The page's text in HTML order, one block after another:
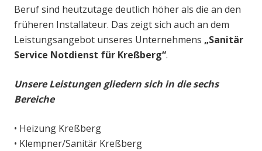
Beruf sind heutzutage deutlich höher als die an den
früheren Installateur. Das zeigt sich auch an dem
Leistungsangebot unseres Unternehmens „Sanitär
Service Notdienst für Kreßberg“.
Unsere Leistungen gliedern sich in die sechs
Bereiche
• Heizung Kreßberg
• Klempner/Sanitär Kreßberg